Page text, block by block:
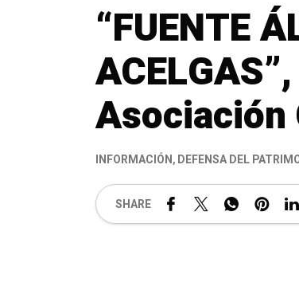
“FUENTE
INFORMACIÓN,DEFENSA DEL
SHARE